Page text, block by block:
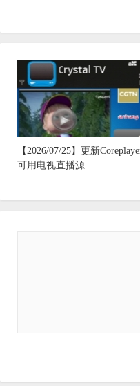
【2026/07/25】更新
可用电视直播源